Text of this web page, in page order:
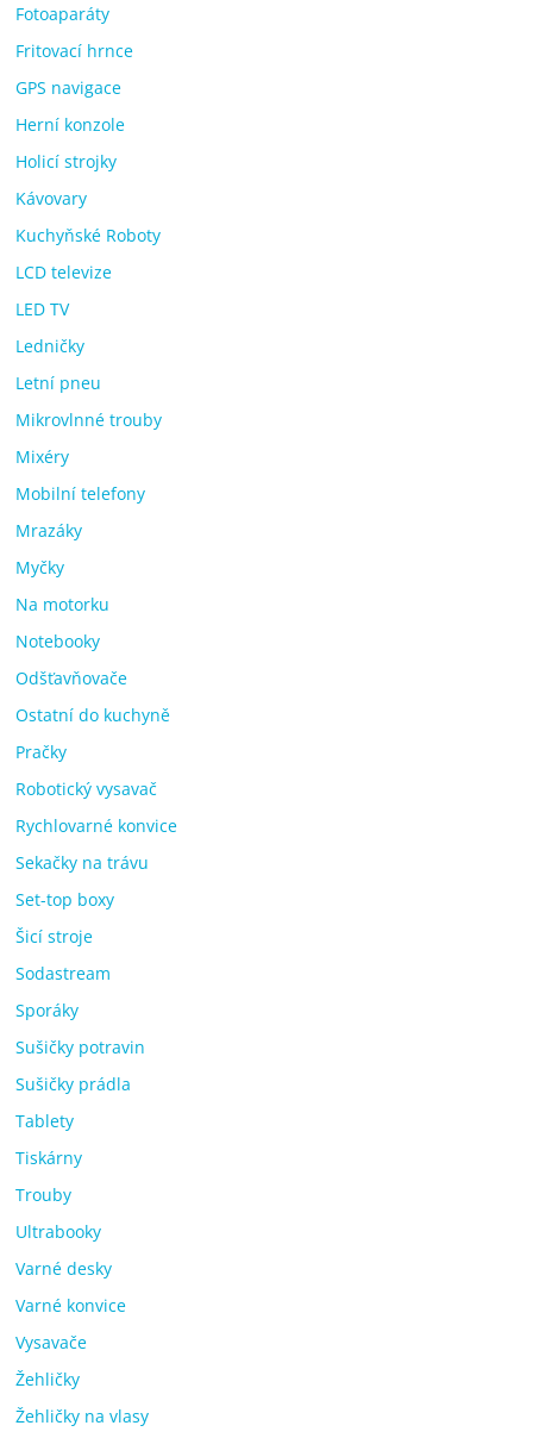
Fotoaparáty
Fritovací hrnce
GPS navigace
Herní konzole
Holicí strojky
Kávovary
Kuchyňské Roboty
LCD televize
LED TV
Ledničky
Letní pneu
Mikrovlnné trouby
Mixéry
Mobilní telefony
Mrazáky
Myčky
Na motorku
Notebooky
Odšťavňovače
Ostatní do kuchyně
Pračky
Robotický vysavač
Rychlovarné konvice
Sekačky na trávu
Set-top boxy
Šicí stroje
Sodastream
Sporáky
Sušičky potravin
Sušičky prádla
Tablety
Tiskárny
Trouby
Ultrabooky
Varné desky
Varné konvice
Vysavače
Žehličky
Žehličky na vlasy